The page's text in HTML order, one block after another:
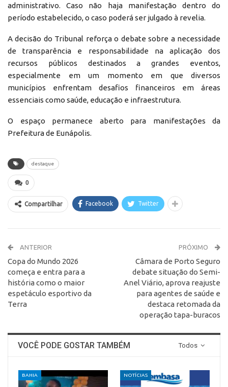
administrativo. Caso não haja manifestação dentro do
período estabelecido, o caso poderá ser julgado à revelia.
A decisão do Tribunal reforça o debate sobre a necessidade
de transparência e responsabilidade na aplicação dos
recursos públicos destinados a grandes eventos,
especialmente em um momento em que diversos
municípios enfrentam desafios financeiros em áreas
essenciais como saúde, educação e infraestrutura.
O espaço permanece aberto para manifestações da
Prefeitura de Eunápolis.
destaque
0
Compartilhar Facebook Twitter
ANTERIOR
Copa do Mundo 2026
começa e entra para a
história como o maior
espetáculo esportivo da
Terra
PRÓXIMO
Câmara de Porto Seguro
debate situação do Semi-
Anel Viário, aprova reajuste
para agentes de saúde e
destaca retomada da
operação tapa-buracos
Todos
VOCÊ PODE GOSTAR TAMBÉM
BAHIA NOTÍCIAS